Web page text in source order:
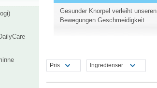
Gesunder Knorpel verleiht unseren
Bewegungen Geschmeidigkeit.
Pris Ingredienser